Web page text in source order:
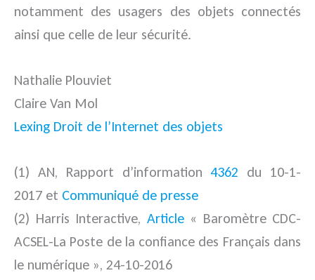
notamment des usagers des objets connectés
ainsi que celle de leur sécurité.
Nathalie Plouviet
Claire Van Mol
Lexing Droit de l’Internet des objets
(1) AN, Rapport d’information 4362 du 10-1-
2017 et Communiqué de presse
(2) Harris Interactive, Article« Baromètre CDC-
ACSEL-La Poste de la confiance des Français dans
le numérique », 24-10-2016